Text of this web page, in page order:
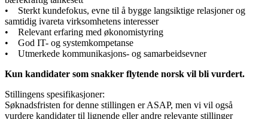
• Sterkt kundefokus, evne til å bygge langsiktige relasjoner og
samtidig ivareta virksomhetens interesser
• Relevant erfaring med økonomistyring
• God IT- og systemkompetanse
• Utmerkede kommunikasjons- og samarbeidsevner
Kun kandidater som snakker flytende norsk vil bli vurdert.
Stillingens spesifikasjoner:
Søknadsfristen for denne stillingen er ASAP, men vi vil også
vurdere kandidater til lignende eller andre relevante stillinger